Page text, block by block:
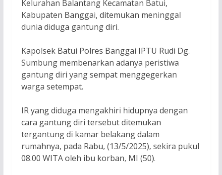
Kelurahan Balantang Kecamatan Batui,
Kabupaten Banggai, ditemukan meninggal
dunia diduga gantung diri.
Kapolsek Batui Polres Banggai IPTU Rudi Dg.
Sumbung membenarkan adanya peristiwa
gantung diri yang sempat menggegerkan
warga setempat.
IR yang diduga mengakhiri hidupnya dengan
cara gantung diri tersebut ditemukan
tergantung di kamar belakang dalam
rumahnya, pada Rabu, (13/5/2025), sekira pukul
08.00 WITA oleh ibu korban, MI (50).